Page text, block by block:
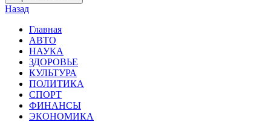
Назад
Главная
АВТО
НАУКА
ЗДОРОВЬЕ
КУЛЬТУРА
ПОЛИТИКА
СПОРТ
ФИНАНСЫ
ЭКОНОМИКА